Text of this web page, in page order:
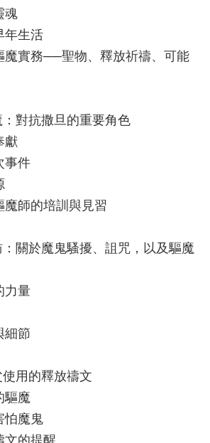
魂
年生活
魔實務──聖物、釋放祈禱、可能
對抗撒旦的重要角色
獻
事件
魔師的培訓與見習
關於魔鬼騷擾、詛咒，以及驅魔
力量
細節
用的釋放禱文
驅魔
怕魔鬼
文的提醒